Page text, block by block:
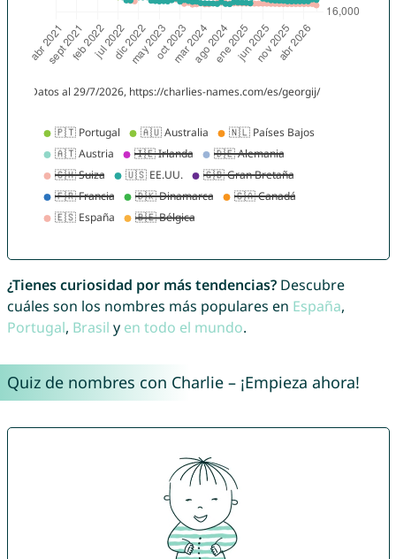
¿Tienes curiosidad por más tendencias?Descubre
cuáles son los nombres más populares en España,
Portugal, Brasil y en todo el mundo.
Quiz de nombres con Charlie – ¡Empieza ahora!